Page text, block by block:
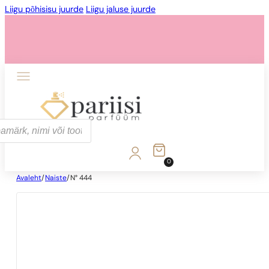
Liigu põhisisu juurde Liigu jaluse juurde
0
Avaleht/ Naiste/ N° 444